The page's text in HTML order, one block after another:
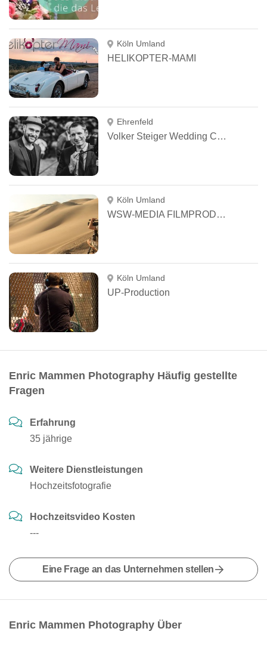
Köln Umland
HELIKOPTER-MAMI
Ehrenfeld
Volker Steiger Wedding Cinematography
Köln Umland
WSW-MEDIA FILMPRODUKTION
Köln Umland
UP-Production
Enric Mammen Photography Häufig gestellte
Fragen
Erfahrung
35 jährige
Weitere Dienstleistungen
Hochzeitsfotografie
Hochzeitsvideo Kosten
---
Eine Frage an das Unternehmen stellen
Enric Mammen Photography Über